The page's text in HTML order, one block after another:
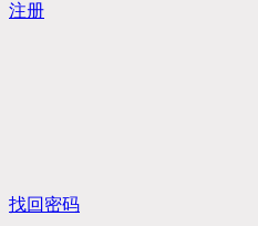
注册
找回密码